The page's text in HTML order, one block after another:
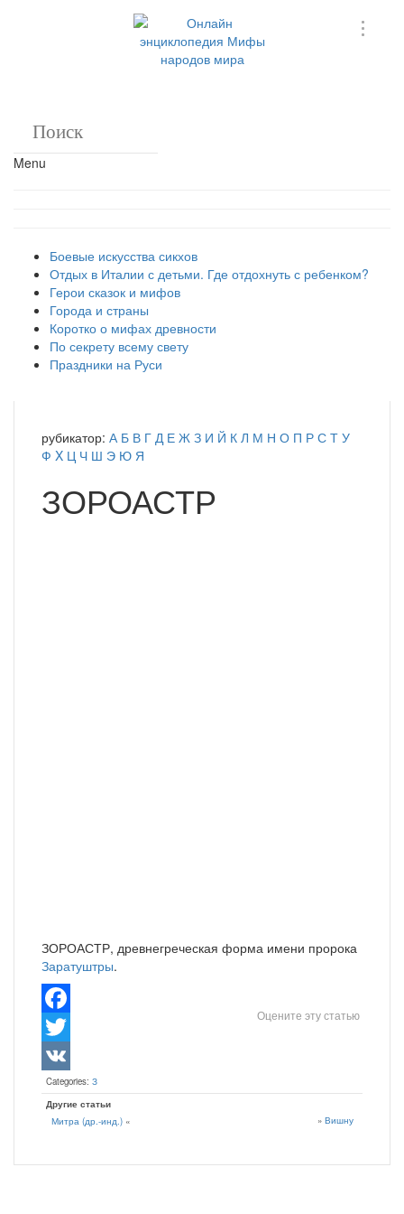
Menu
Боевые искусства сикхов
Отдых в Италии с детьми. Где отдохнуть с ребенком?
Герои сказок и мифов
Города и страны
Коротко о мифах древности
По секрету всему свету
Праздники на Руси
рубикатор: А Б В Г Д Е Ж З И Й К Л М Н О П Р С Т У
Ф X Ц Ч Ш Э Ю Я
ЗОРОАСТР
ЗОРОАСТР, древнегреческая форма имени пророка
Заратуштры.
Оцените эту статью
Facebook
Twitter
VK
Categories: З
Другие статьи
Митра (др.-инд.)« » Вишну